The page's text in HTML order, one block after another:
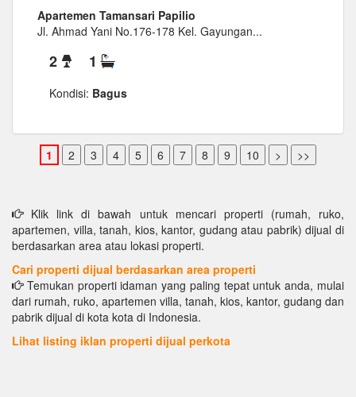
Apartemen Tamansari Papilio
Jl. Ahmad Yani No.176-178 Kel. Gayungan...
2 1
Kondisi: Bagus
Klik link di bawah untuk mencari properti (rumah, ruko,
apartemen, villa, tanah, kios, kantor, gudang atau pabrik) dijual di
berdasarkan area atau lokasi properti.
Cari properti dijual berdasarkan area properti
Temukan properti idaman yang paling tepat untuk anda, mulai
dari rumah, ruko, apartemen villa, tanah, kios, kantor, gudang dan
pabrik dijual di kota kota di Indonesia.
Lihat listing iklan properti dijual perkota